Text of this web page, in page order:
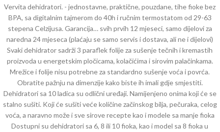
snaga grijača: 800W
Vervita dehidratori. - jednostavne, praktične, pouzdane, tihe fioke bez
BPA, sa digitalnim tajmerom do 40h i ručnim termostatom od 29-63
stepena Celzijusa. Garancija… svih prvih 12 mjeseci, samo dijelovi za
naredna 24 mjeseca (plaćaju se samo servis i dostava, ali ne i dijelovi)
Svaki dehidrator sadrži 3 paraflek folije za sušenje tečnih i kremastih
proizvoda u energetskim pločicama, kolačićima i sirovim palačinkama.
Mrežice i folije nisu potrebne za standardno sušenje voća i povrća.
Obratite pažnju na dimenzije kako biste ih imali gdje smjestiti.
Dehidratori sa 10 ladica su odlični uređaji. Namijenjeno onima koji će se
stalno sušiti. Koji će sušiti veće količine začinskog bilja, pečuraka, celog
voća, a naravno može i sve sirove recepte kao i modele sa manje fioka
Dostupni su dehidratori sa 6, 8 ili 10 fioka, kao i model sa 8 fioka u